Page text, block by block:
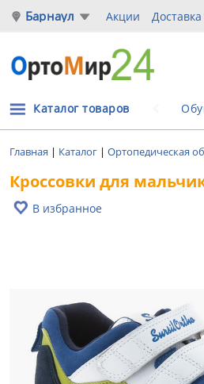
Барнаул Акции
Каталог товаров
Главная | Каталог | Ортопедическая
Кроссовки для
В избранное